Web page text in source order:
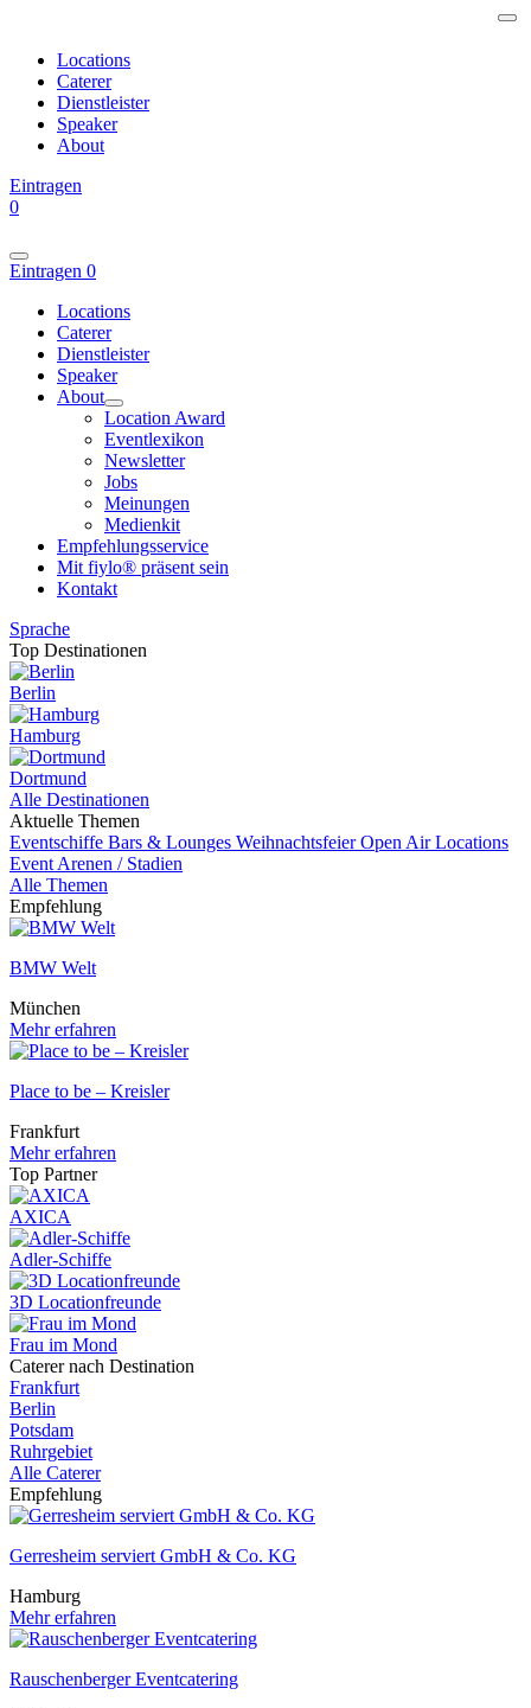
Locations
Caterer
Dienstleister
Speaker
About
Eintragen
0
Eintragen 0
Locations
Caterer
Dienstleister
Speaker
About
Location Award
Eventlexikon
Newsletter
Jobs
Meinungen
Medienkit
Empfehlungsservice
Mit fiylo® präsent sein
Kontakt
Sprache
Top Destinationen
Berlin
Hamburg
Dortmund
Alle Destinationen
Aktuelle Themen
Eventschiffe Bars & Lounges WeihnachtsfeierOpen Air Locations
Event Arenen / Stadien
Alle Themen
Empfehlung
BMW Welt
München
Mehr erfahren
Place to be – Kreisler
Frankfurt
Mehr erfahren
Top Partner
AXICA
Adler-Schiffe
3D Locationfreunde
Frau im Mond
Caterer nach Destination
Frankfurt
Berlin
Potsdam
Ruhrgebiet
Alle Caterer
Empfehlung
Gerresheim serviert GmbH & Co. KG
Hamburg
Mehr erfahren
Rauschenberger Eventcatering